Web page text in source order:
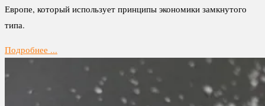
Европе, который использует принципы экономики замкнутого
типа.
Подробнее ...